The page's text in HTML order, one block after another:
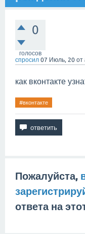
0
голосов
спросил 07 Июль, 20 от
как вконтакте
#вконтакте
Пожалуйста,
ответа на